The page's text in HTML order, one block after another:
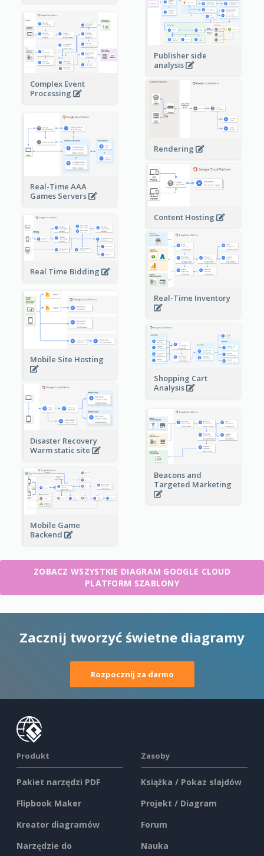
Publisher side
analysis
Complex Event
Processing
Rendering
Real-Time AAA
Games Servers
Content Hosting
Real Time Bidding
Real-Time Inventory
Mobile Site Hosting
Shopping Cart
Analysis
Disaster Recovery
Warm static site
Beacons and
Targeted Marketing
Mobile Game
Backend
ZOBACZ WSZYSTKIE DIAGRAM GOOGLE CLOUD
PLATFORM SZABLONY
Zacznij tworzyć świetne diagramy
Rozpocznij za darmo
Produkt
Pakiet narzędzi PDF
Flipbook Maker
Kreator diagramów
Narzędzie do
Zasoby
Książka / Pokaz slajdów
Projekt / Diagram
Forum
Nauka